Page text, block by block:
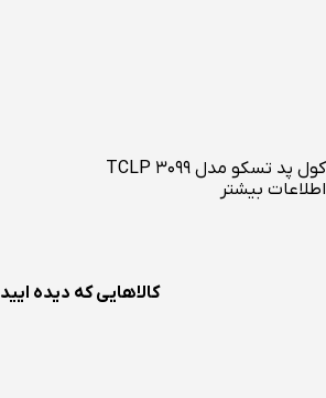
کول پد تسکو مدل TCLP 3099
اطلاعات بیشتر
کالاهایی که دیده ایید